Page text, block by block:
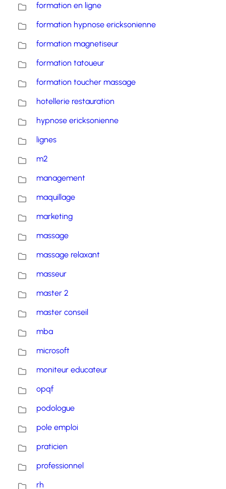
formation en ligne
formation hypnose ericksonienne
formation magnetiseur
formation tatoueur
formation toucher massage
hotellerie restauration
hypnose ericksonienne
lignes
m2
management
maquillage
marketing
massage
massage relaxant
masseur
master 2
master conseil
mba
microsoft
moniteur educateur
opqf
podologue
pole emploi
praticien
professionnel
rh